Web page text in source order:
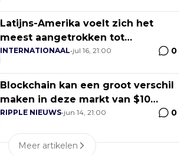
Latijns-Amerika voelt zich het
meest aangetrokken tot
cryptocurrencies, terwijl Europa
INTERNATIONAAL•jul 16, 21:00 0
Blockchain kan een groot verschil
maken in deze markt van $10
biljoen, aldus Ripple
RIPPLE NIEUWS•jun 14, 21:00 0
Meer artikelen